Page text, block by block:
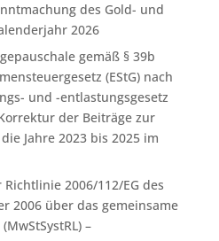
des Gold- und
2026
gemäß § 39b
(EStG) nach
und -entlastungsgesetz
der Beiträge zur
Jahre 2023 bis 2025 im
2006/112/EG des
2006 über das gemeinsame
–